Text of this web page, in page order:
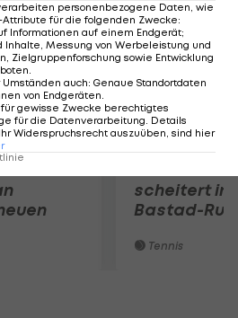
scheitert in
Bastad-
Tennis
personenbezogene Daten, wie
Attribute für die folgenden Zwecke:
Informationen auf einem Endgerät;
Inhalte, Messung von Werbeleistung und
Zielgruppenforschung sowie Entwicklung
.
auch: Genaue Standortdaten
von Endgeräten.
gewisse Zwecke berechtigtes
für die Datenverarbeitung. Details
Widerspruchsrecht auszuüben, sind hier